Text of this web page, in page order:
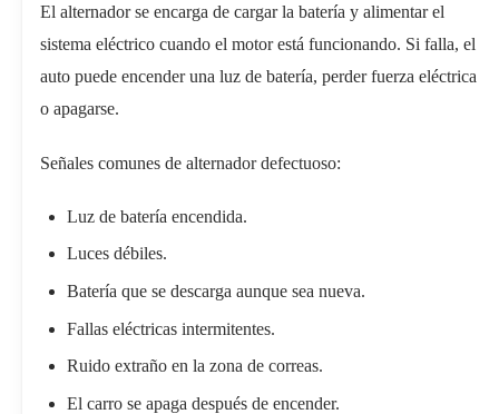
El alternador se encarga de cargar la batería y alimentar el
sistema eléctrico cuando el motor está funcionando. Si falla, el
auto puede encender una luz de batería, perder fuerza eléctrica
o apagarse.
Señales comunes de alternador defectuoso:
Luz de batería encendida.
Luces débiles.
Batería que se descarga aunque sea nueva.
Fallas eléctricas intermitentes.
Ruido extraño en la zona de correas.
El carro se apaga después de encender.